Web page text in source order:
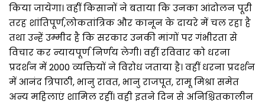
किया जायेगा। वहीं किसानों ने बताया कि उनका आंदोलन पूरी
तरह शांतिपूर्ण,लोकतांत्रिक और कानून के दायरे में चल रहा है
तथा उन्हें उम्मीद है कि सरकार उनकी मांगों पर गंभीरता से
विचार कर न्यायपूर्ण निर्णय लेगी। वहीं रविवार को धरना
प्रदर्शन में 2000 व्यक्तियों ने विरोध जताया है। वहीं धरना प्रदर्शन
में आनंद त्रिपाठी, भानु रावत, भानु राजपूत, रामू मिश्रा समेत
अन्य महिलाएं शामिल रहीं। वही इतने दिन से अनिश्चितकालीन